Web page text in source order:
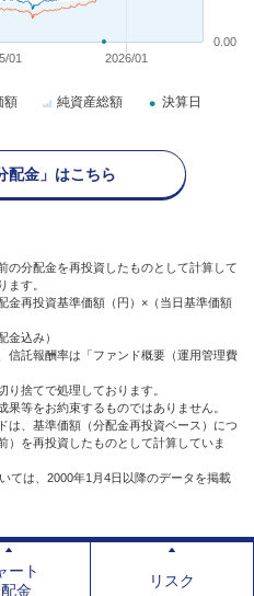
01 2026/01
0.00
額 純資産総額 決算日
配金」はこちら
分配金を再投資したものとして計算して
ます。
金再投資基準価額（円）×（当日基準価額
金込み）
託報酬率は「ファンド概要（運用管理費
捨てで処理しております。
等をお約束するものではありません。
、基準価額（分配金再投資ベース）につ
）を再投資したものとして計算していま
ては、2000年1月4日以降のデータを掲載
ート
金
リスク